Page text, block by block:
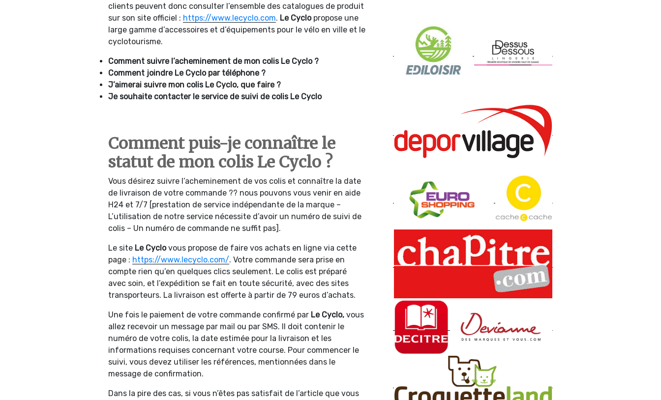
clients peuvent donc consulter l’ensemble des catalogues de produit
sur son site officiel : https://www.lecyclo.com. Le Cyclopropose une
large gamme d’accessoires et d’équipements pour le vélo en ville et le
cyclotourisme.
Comment suivre l’acheminement de mon colis Le Cyclo ?
Comment joindre Le Cyclo par téléphone ?
J’aimerai suivre mon colis Le Cyclo, que faire ?
Je souhaite contacter le service de suivi de colis Le Cyclo
Comment puis-je connaître le
statut de mon colis Le Cyclo ?
Vous désirez suivre l’acheminement de vos colis et connaître la date
de livraison de votre commande ?? nous pouvons vous venir en aide
H24 et 7/7 [prestation de service indépendante de la marque –
L’utilisation de notre service nécessite d’avoir un numéro de suivi de
colis – Un numéro de commande ne suffit pas].
Le site Le Cyclovous propose de faire vos achats en ligne via cette
page : https://www.lecyclo.com/. Votre commande sera prise en
compte rien qu’en quelques clics seulement. Le colis est préparé
avec soin, et l’expédition se fait en toute sécurité, avec des sites
transporteurs. La livraison est offerte à partir de 79 euros d’achats.
Une fois le paiement de votre commande confirmé par Le Cyclo, vous
allez recevoir un message par mail ou par SMS. Il doit contenir le
numéro de votre colis, la date estimée pour la livraison et les
informations requises concernant votre course. Pour commencer le
suivi, vous devez utiliser les références, mentionnées dans le
message de confirmation.
Dans la pire des cas, si vous n’êtes pas satisfait de l’article que vous